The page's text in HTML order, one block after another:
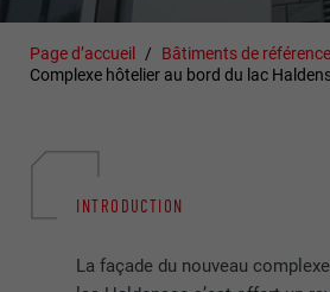
Page d’accueil
Bâtiments de référence
Complexe hôtelier au bord du lac
INTRODUCTION
La façade du nouveau